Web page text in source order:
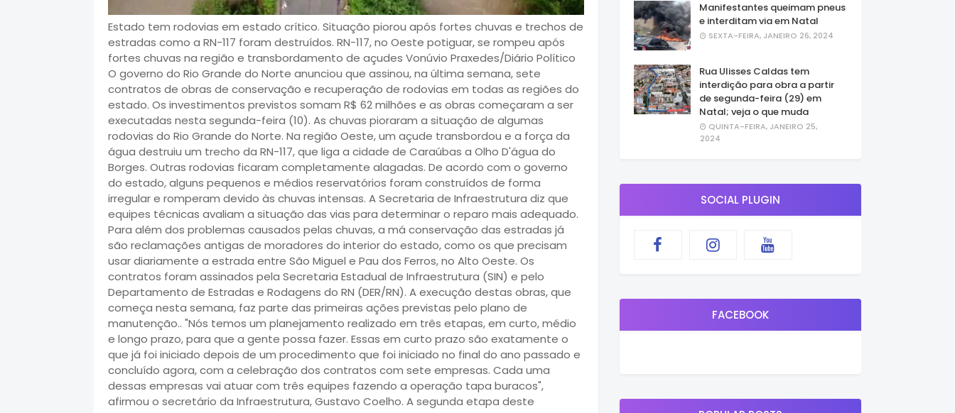
Estado tem rodovias em estado crítico. Situação piorou após fortes chuvas e trechos de
estradas como a RN-117 foram destruídos. RN-117, no Oeste potiguar, se rompeu após
fortes chuvas na região e transbordamento de açudes Vonúvio Praxedes/Diário Político
O governo do Rio Grande do Norte anunciou que assinou, na última semana, sete
contratos de obras de conservação e recuperação de rodovias em todas as regiões do
estado. Os investimentos previstos somam R$ 62 milhões e as obras começaram a ser
executadas nesta segunda-feira (10). As chuvas pioraram a situação de algumas
rodovias do Rio Grande do Norte. Na região Oeste, um açude transbordou e a força da
água destruiu um trecho da RN-117, que liga a cidade de Caraúbas a Olho D'água do
Borges. Outras rodovias ficaram completamente alagadas. De acordo com o governo
do estado, alguns pequenos e médios reservatórios foram construídos de forma
irregular e romperam devido às chuvas intensas. A Secretaria de Infraestrutura diz que
equipes técnicas avaliam a situação das vias para determinar o reparo mais adequado.
Para além dos problemas causados pelas chuvas, a má conservação das estradas já
são reclamações antigas de moradores do interior do estado, como os que precisam
usar diariamente a estrada entre São Miguel e Pau dos Ferros, no Alto Oeste. Os
contratos foram assinados pela Secretaria Estadual de Infraestrutura (SIN) e pelo
Departamento de Estradas e Rodagens do RN (DER/RN). A execução destas obras, que
começa nesta semana, faz parte das primeiras ações previstas pelo plano de
manutenção.. "Nós temos um planejamento realizado em três etapas, em curto, médio
e longo prazo, para que a gente possa fazer. Essas em curto prazo são exatamente o
que já foi iniciado depois de um procedimento que foi iniciado no final do ano passado e
concluído agora, com a celebração dos contratos com sete empresas. Cada uma
dessas empresas vai atuar com três equipes fazendo a operação tapa buracos",
afirmou o secretário da Infraestrutura, Gustavo Coelho. A segunda etapa deste
Manifestantes queimam pneus
e interditam via em Natal
SEXTA-FEIRA, JANEIRO 26, 2024
Rua Ulisses Caldas tem
interdição para obra a partir
de segunda-feira (29) em
Natal; veja o que muda
QUINTA-FEIRA, JANEIRO 25,
2024
SOCIAL PLUGIN
FACEBOOK